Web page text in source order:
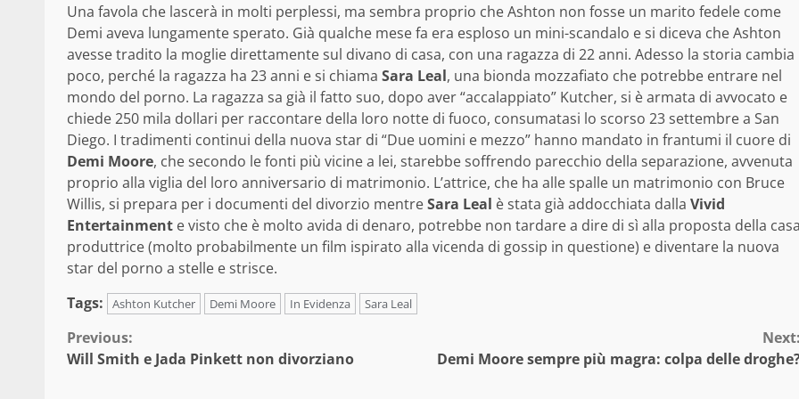
Una favola che lascerà in molti perplessi, ma sembra proprio che Ashton non fosse un marito fedele come
Demi aveva lungamente sperato. Già qualche mese fa era esploso un mini-scandalo e si diceva che Ashton
avesse tradito la moglie direttamente sul divano di casa, con una ragazza di 22 anni. Adesso la storia cambia
poco, perché la ragazza ha 23 anni e si chiama Sara Leal, una bionda mozzafiato che potrebbe entrare nel
mondo del porno. La ragazza sa già il fatto suo, dopo aver “accalappiato” Kutcher, si è armata di avvocato e
chiede 250 mila dollari per raccontare della loro notte di fuoco, consumatasi lo scorso 23 settembre a San
Diego. I tradimenti continui della nuova star di “Due uomini e mezzo” hanno mandato in frantumi il cuore di
Demi Moore, che secondo le fonti più vicine a lei, starebbe soffrendo parecchio della separazione, avvenuta
proprio alla viglia del loro anniversario di matrimonio. L’attrice, che ha alle spalle un matrimonio con Bruce
Willis, si prepara per i documenti del divorzio mentreSara Leal è stata già addocchiata dalla Vivid
Entertainment e visto che è molto avida di denaro, potrebbe non tardare a dire di sì alla proposta della casa
produttrice (molto probabilmente un film ispirato alla vicenda di gossip in questione) e diventare la nuova
star del porno a stelle e strisce.
Tags:
Ashton Kutcher Demi Moore In Evidenza Sara Leal
Continue
Reading
Previous:
Will Smith e Jada Pinkett non divorziano
Next:
Demi Moore sempre più magra: colpa delle